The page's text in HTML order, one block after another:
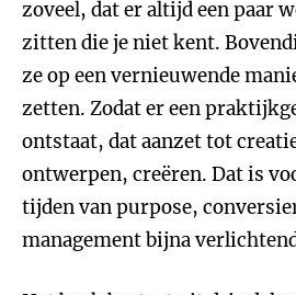
zoveel, dat er altijd een paar
zitten die je niet kent.
ze op een vernieuwende
zetten. Zodat er een
ontstaat, dat aanzet tot
ontwerpen, creëren. Dat is
tijden van purpose,
management bijna